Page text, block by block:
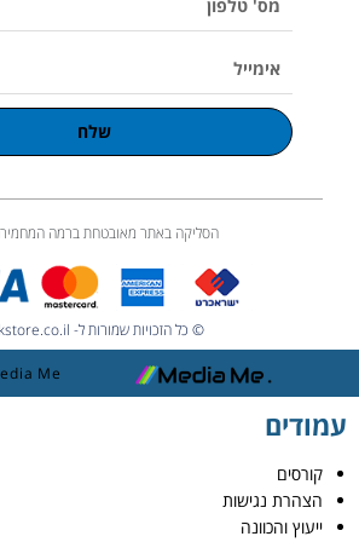
שלח
הסליקה באתר מאובטחת ברמה
© כל הזכויות שמורות ל- Hackstore.co.il
Me
עמודים
קורסים
הצהרת נגישות
ייעוץ והכוונה